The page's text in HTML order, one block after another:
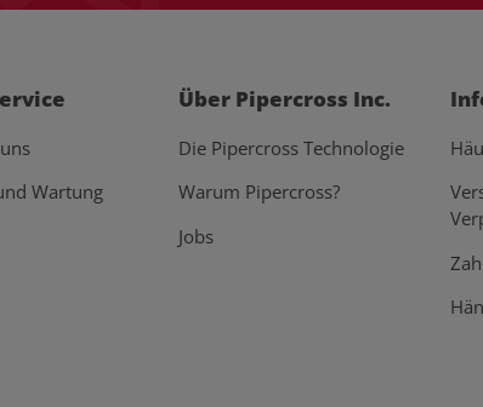
Wartung
Über Pipercross Inc.
Die Pipercross Technologie
Warum Pipercross?
Jobs